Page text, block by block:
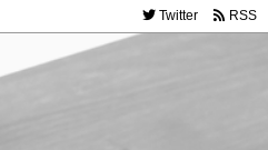
Twitter RSS